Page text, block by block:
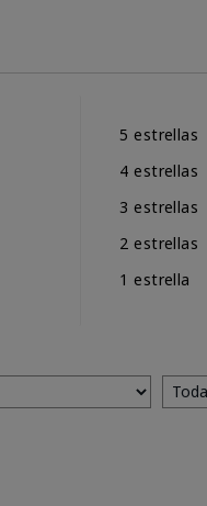
5 estrellas
4 estrellas
3 estrellas
2 estrellas
1 estrella